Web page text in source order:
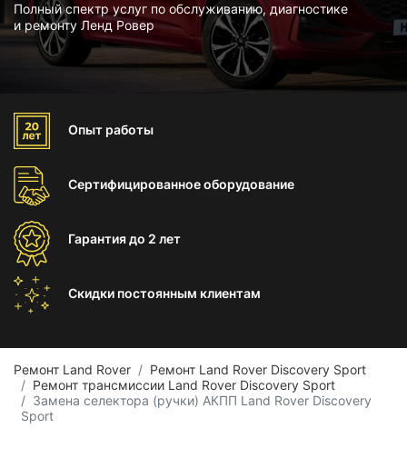
Полный спектр услуг по обслуживанию, диагностике
и ремонту Ленд Ровер
Опыт работы
Сертифицированноеоборудование
Гарантиядо 2 лет
Скидки постоянным клиентам
Ремонт Land Rover
Ремонт Land Rover Discovery Sport
Ремонт трансмиссии Land Rover Discovery Sport
Замена селектора (ручки) АКПП Land Rover Discovery
Sport